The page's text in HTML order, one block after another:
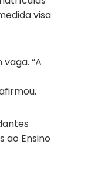
visa
“A
ao Ensino